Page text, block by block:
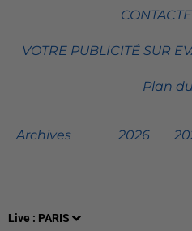
Live : PARIS
VOTRE PUBLICITÉ SUR
Plan
Archives 2026